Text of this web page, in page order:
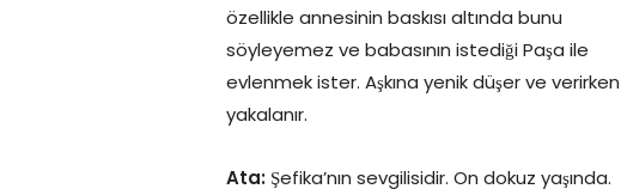
özellikle annesinin baskısı altında bunu
söyleyemez ve babasının istediği Paşa ile
evlenmek ister. Aşkına yenik düşer ve verirken
yakalanır.
Ata: Şefika’nın sevgilisidir. On dokuz yaşında.